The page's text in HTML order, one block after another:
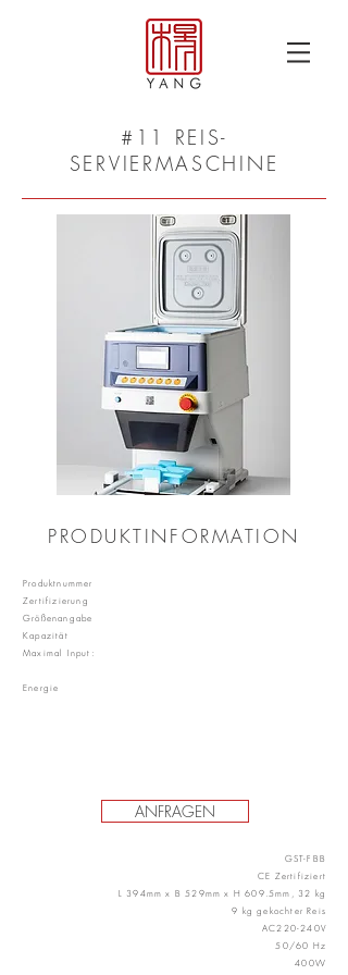
#11 REIS-
SERVIERMASCHINE
PRODUKTINFORMATION
Produktnummer
Zertifizierung
Größenangabe
Kapazität
Maximal Input:
Energie
ANFRAGEN
GST-FBB
CE Zertifiziert
L 394mm x B 529mm x H 609.5mm, 32 kg
9 kg gekochter Reis
AC220-240V
50/60 Hz
400W